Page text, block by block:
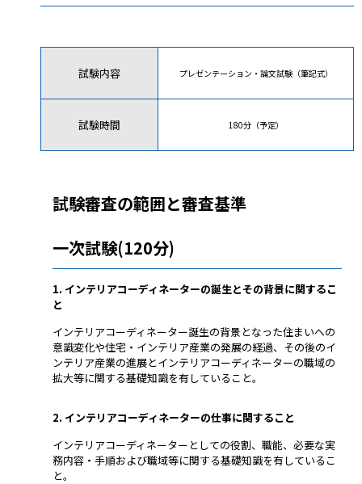
試験内容 プレゼンテーション・論文試験（筆記式）
試験時間 180分（予定）
試験審査の範囲と審査基準
一次試験(120分)
1. インテリアコーディネーターの誕生とその背景に関するこ
と
インテリアコーディネーター誕生の背景となった住まいへの
意識変化や住宅・インテリア産業の発展の経過、その後のイ
ンテリア産業の進展とインテリアコーディネーターの職域の
拡大等に関する基礎知識を有していること。
2. インテリアコーディネーターの仕事に関すること
インテリアコーディネーターとしての役割、職能、必要な実
務内容・手順および職域等に関する基礎知識を有しているこ
と。